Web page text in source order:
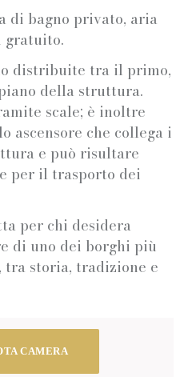
di bagno privato, aria
gratuito.
distribuite tra il primo,
della struttura.
scale; è inoltre
ascensore che collega i
e può risultare
per il trasporto dei
per chi desidera
di uno dei borghi più
storia, tradizione e
CAMERA